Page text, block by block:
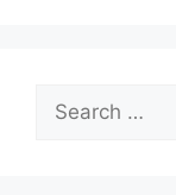
Search
for: